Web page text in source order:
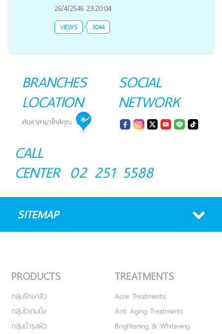
26/4/2546 23:20:04
VIEWS 3044
BRANCHES
LOCATION
SOCIAL
NETWORK
CALL
CENTER 02 251 5588
SITEMAP
PRODUCTS
กลุ่มรักษาสิว
กลุ่มไวเทนนิ่ง
กลุ่มบำรุงผิว
TREATMENTS
Acne Treatments
Anti Aging Treatments
Brightening & Whitening